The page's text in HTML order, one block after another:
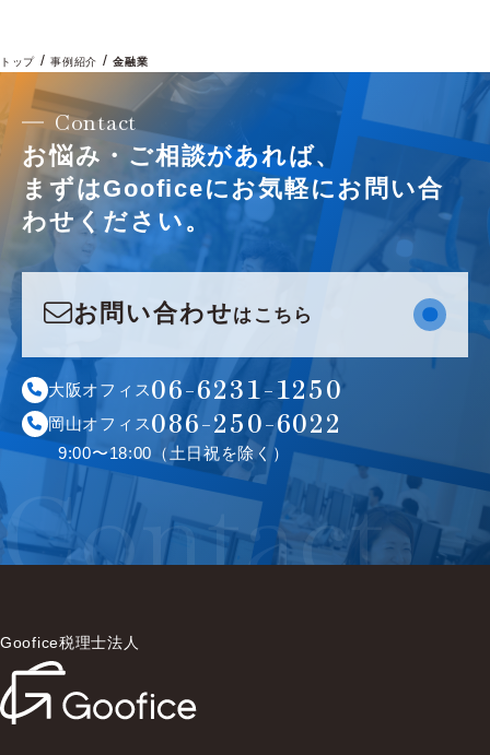
トップ /事例紹介 /金融業
Contact
お悩み・ご相談があれば、
まずはGooficeにお気軽にお問い合
わせください。
お問い合わせはこちら
お問い合わせはこちら
大阪オフィス06-6231-1250
岡山オフィス086-250-6022
9:00〜18:00（土日祝を除く）
Contact
Goofice税理士法人